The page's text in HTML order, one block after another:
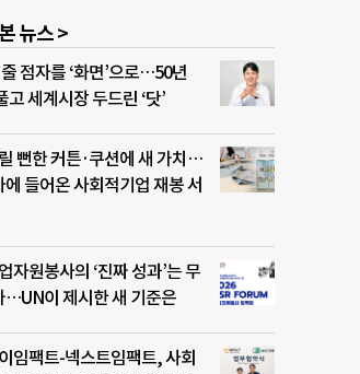
뉴스 >
점자를 ‘화면’으로…50년
고 세계시장 두드린 ‘닷’
뻔한 커튼·쿠션에 새 가치…
에 들어온 사회적기업 재봉 서
자원봉사의 ‘진짜 성과’는 무
…UN이 제시한 새 기준은
임팩트-넥스트임팩트, 사회